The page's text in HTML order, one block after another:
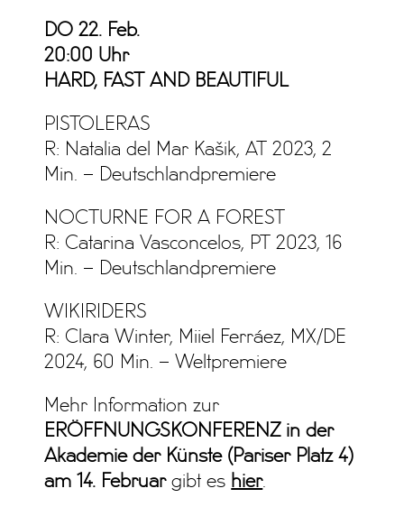
DO 22. Feb.
20:00 Uhr
HARD, FAST AND BEAUTIFUL
PISTOLERAS
R: Natalia del Mar Kašik, AT 2023, 2
Min. – Deutschlandpremiere
NOCTURNE FOR A FOREST
R: Catarina Vasconcelos, PT 2023, 16
Min. – Deutschlandpremiere
WIKIRIDERS
R: Clara Winter, Miiel Ferráez, MX/DE
2024, 60 Min. – Weltpremiere
Mehr Information zur
ERÖFFNUNGSKONFERENZ in der
Akademie der Künste (Pariser Platz 4)
am 14. Februargibt es hier.